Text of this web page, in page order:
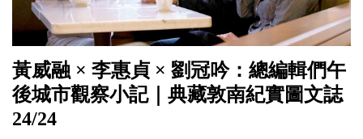
黃威融 × 李惠貞 × 劉冠吟：總編輯們午
後城市觀察小記｜典藏敦南紀實圖文誌
24/24